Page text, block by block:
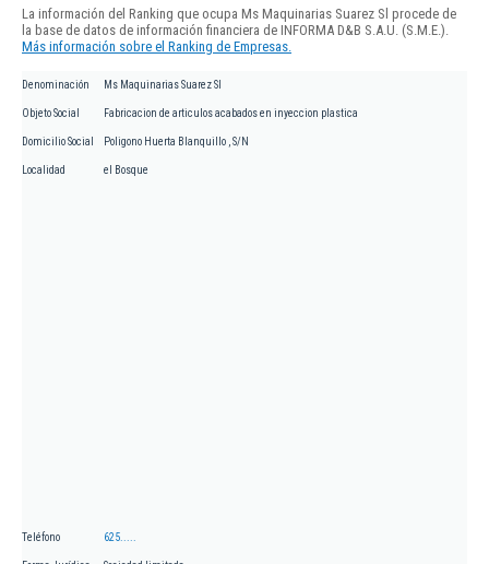
La información del Ranking que ocupa Ms Maquinarias Suarez Sl procede de
la base de datos de información financiera de INFORMA D&B S.A.U. (S.M.E.).
Más información sobre el Ranking de Empresas.
Denominación Ms Maquinarias Suarez Sl
Objeto Social Fabricacion de articulos acabados en inyeccion plastica
Domicilio Social Poligono Huerta Blanquillo , S/N
Localidad el Bosque
Teléfono 625.....